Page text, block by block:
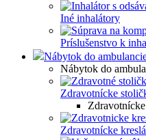
Iné inhalátory
Príslušenstvo k
Nábytok do
Nábytok do
Zdravotnícke
Zdravotnícke kreslá